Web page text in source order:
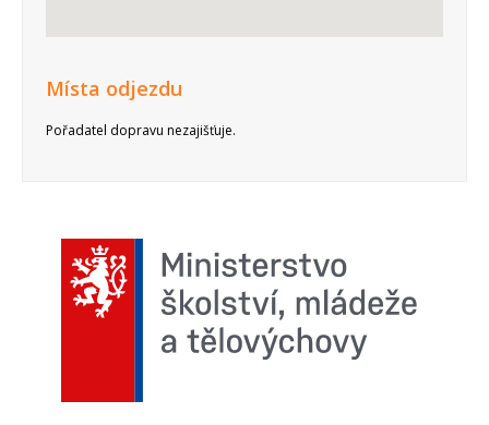
Místa odjezdu
Pořadatel dopravu nezajišťuje.